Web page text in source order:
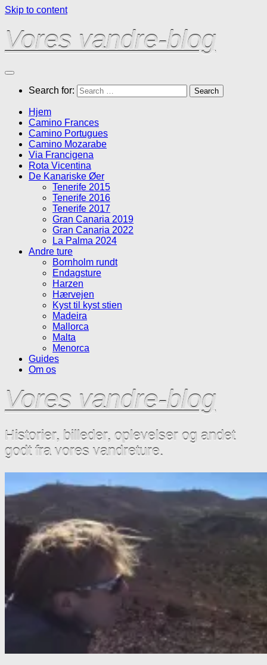
Skip to content
Vores vandre-blog
Search for:
Hjem
Camino Frances
Camino Portugues
Camino Mozarabe
Via Francigena
Rota Vicentina
De Kanariske Øer
Tenerife 2015
Tenerife 2016
Tenerife 2017
Gran Canaria 2019
Gran Canaria 2022
La Palma 2024
Andre ture
Bornholm rundt
Endagsture
Harzen
Hærvejen
Kyst til kyst stien
Madeira
Mallorca
Malta
Menorca
Guides
Om os
Vores vandre-blog
Historier, billeder, oplevelser og andet
godt fra vores vandreture.